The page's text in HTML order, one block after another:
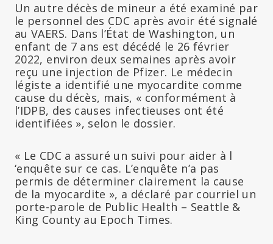
Un autre décès de mineur a été examiné par
le personnel des CDC après avoir été signalé
au VAERS. Dans l’État de Washington, un
enfant de 7 ans est décédé le 26 février
2022, environ deux semaines après avoir
reçu une injection de Pfizer. Le médecin
légiste a identifié une myocardite comme
cause du décès, mais, « conformément à
l’IDPB, des causes infectieuses ont été
identifiées », selon le dossier.
« Le CDC a assuré un suivi pour aider à l
‘enquête sur ce cas. L’enquête n’a pas
permis de déterminer clairement la cause
de la myocardite », a déclaré par courriel un
porte-parole de Public Health – Seattle &
King County au Epoch Times.